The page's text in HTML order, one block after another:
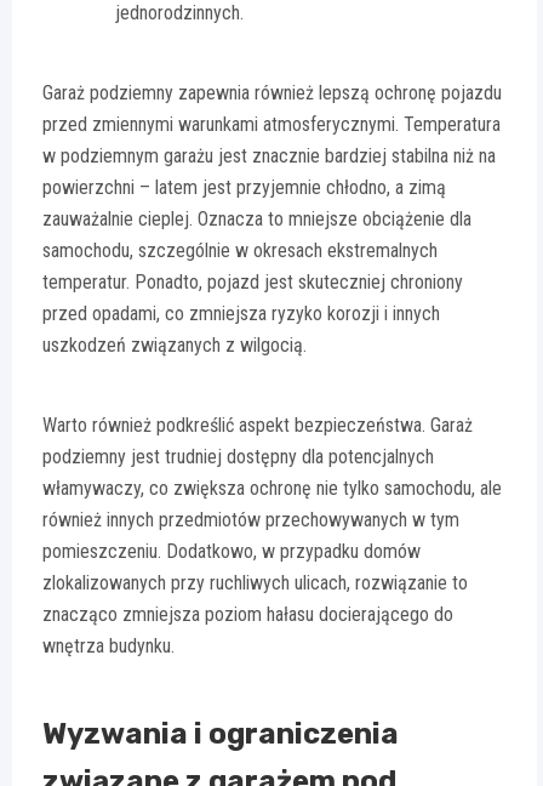
jednorodzinnych.
Garaż podziemny zapewnia również lepszą ochronę pojazdu
przed zmiennymi warunkami atmosferycznymi. Temperatura
w podziemnym garażu jest znacznie bardziej stabilna niż na
powierzchni – latem jest przyjemnie chłodno, a zimą
zauważalnie cieplej. Oznacza to mniejsze obciążenie dla
samochodu, szczególnie w okresach ekstremalnych
temperatur. Ponadto, pojazd jest skuteczniej chroniony
przed opadami, co zmniejsza ryzyko korozji i innych
uszkodzeń związanych z wilgocią.
Warto również podkreślić aspekt bezpieczeństwa. Garaż
podziemny jest trudniej dostępny dla potencjalnych
włamywaczy, co zwiększa ochronę nie tylko samochodu, ale
również innych przedmiotów przechowywanych w tym
pomieszczeniu. Dodatkowo, w przypadku domów
zlokalizowanych przy ruchliwych ulicach, rozwiązanie to
znacząco zmniejsza poziom hałasu docierającego do
wnętrza budynku.
Wyzwania i ograniczenia